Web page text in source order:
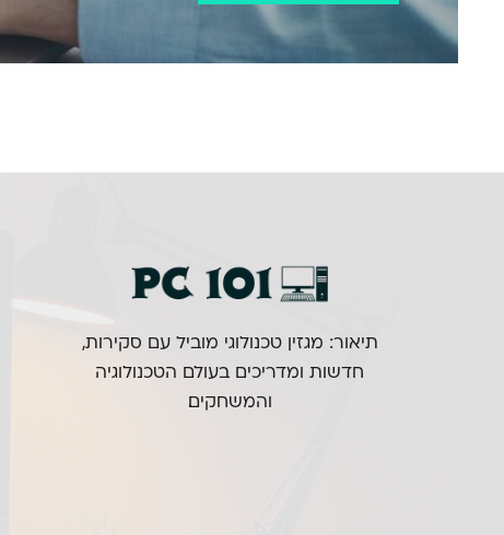
תיאור: מגזין טכנולוגי מוביל עם סקירות,
חדשות ומדריכים בעולם הטכנולוגיה
והמשחקים.